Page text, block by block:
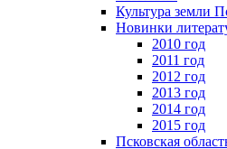
Культура земли
Новинки
2010 год
2011 год
2012 год
2013 год
2014 год
2015 год
Псковская